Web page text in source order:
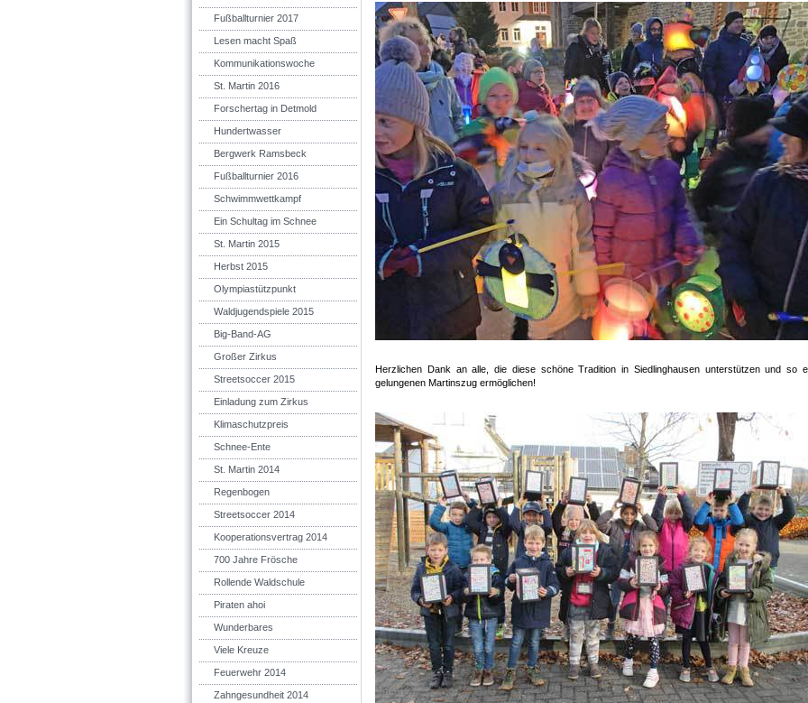
Fußballturnier 2017
Lesen macht Spaß
Kommunikationswoche
St. Martin 2016
Forschertag in Detmold
Hundertwasser
Bergwerk Ramsbeck
Fußballturnier 2016
Schwimmwettkampf
Ein Schultag im Schnee
St. Martin 2015
Herbst 2015
Olympiastützpunkt
Waldjugendspiele 2015
Big-Band-AG
Großer Zirkus
Streetsoccer 2015
Einladung zum Zirkus
Klimaschutzpreis
Schnee-Ente
St. Martin 2014
Regenbogen
Streetsoccer 2014
Kooperationsvertrag 2014
700 Jahre Frösche
Rollende Waldschule
Piraten ahoi
Wunderbares
Viele Kreuze
Feuerwehr 2014
Zahngesundheit 2014
Herzlichen Dank an alle, die diese schöne Tradition in Siedlinghausen unterstützen und so
gelungenen Martinszug ermöglichen!